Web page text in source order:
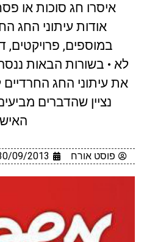
איסרו חג סוכות או
אודות עיתוני החג
במוספים, פרויקטים,
לא • בשורות הבאות
את עיתוני החג החרדיים
נציין שהדברים
פוסט אורח 09/2013